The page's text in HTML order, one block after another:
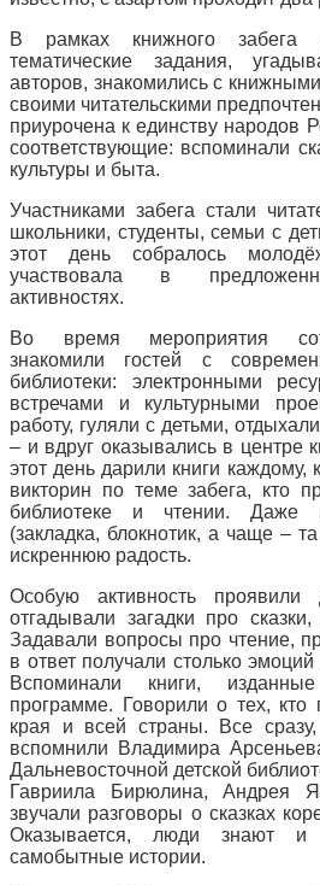
В рамках книжного забега
тематические задания,
авторов, знакомились с
своими читательскими
приурочена к единству народов
соответствующие: вспоминали
культуры и быта.
Участниками забега стали
школьники, студенты, семьи с
этот день собралось
участвовала в
активностях.
Во время мероприятия
знакомили гостей с
библиотеки: электронными
встречами и культурными
работу, гуляли с детьми,
– и вдруг оказывались в центре
этот день дарили книги каждому,
викторин по теме забега, кто
библиотеке и чтении. Даже
(закладка, блокнотик, а чаще –
искреннюю радость.
Особую активность проявили
отгадывали загадки про
Задавали вопросы про чтение,
в ответ получали столько
Вспоминали книги,
программе. Говорили о тех,
края и всей страны. Все
вспомнили Владимира
Дальневосточной детской
Гавриила Бирюлина, Андрея
звучали разговоры о сказках
Оказывается, люди знают
самобытные истории.